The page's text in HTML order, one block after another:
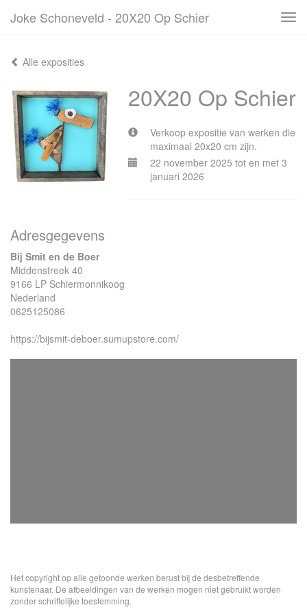
Joke Schoneveld - 20X20 Op Schier
Alle exposities
20X20 Op Schier
Verkoop expositie van werken die
maximaal 20x20 cm zijn.
22 november 2025 tot en met 3
januari 2026
Adresgegevens
Bij Smit en de Boer
Middenstreek 40
9166 LP Schiermonnikoog
Nederland
0625125086
https://bijsmit-deboer.sumupstore.com/
Het copyright op alle getoonde werken berust bij de desbetreffende
kunstenaar. De afbeeldingen van de werken mogen niet gebruikt worden
zonder schriftelijke toestemming.